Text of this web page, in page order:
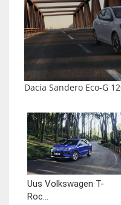
Dacia Sandero Eco-G
Uus Volkswagen T-
Roc...